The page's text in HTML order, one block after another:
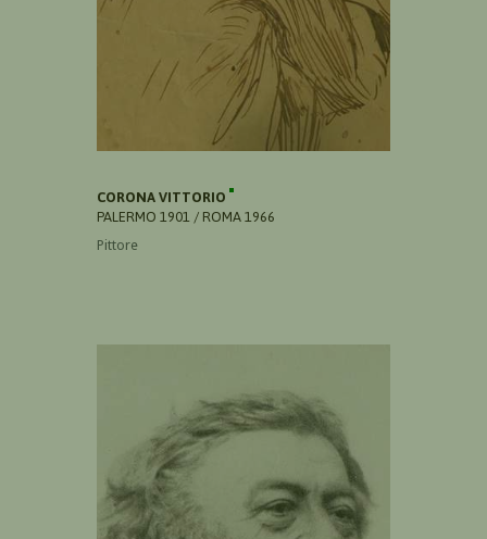
CORONA VITTORIO
PALERMO 1901 / ROMA 1966
Pittore